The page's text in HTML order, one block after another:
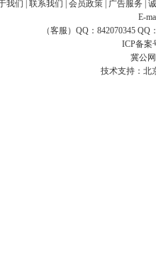
我们 联系我们 会员政策| 广告服务
E-
（客服）QQ：842070345 QQ
ICP备案
冀公
技术支持： 北